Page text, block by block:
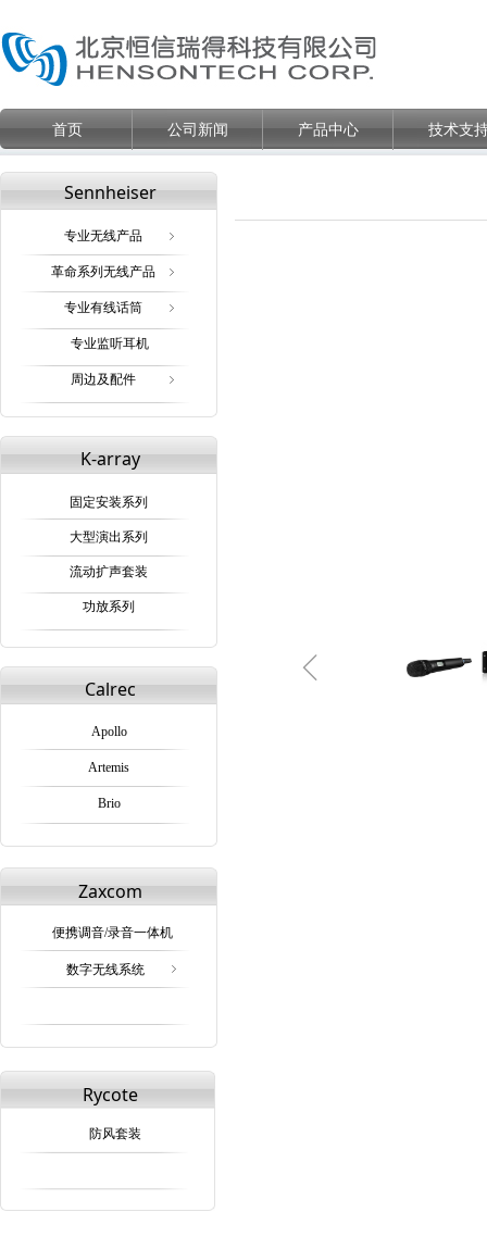
首页 公司新闻 产品中心 技术支
Sennheiser
K-array
Calrec
Zaxcom
Rycote
ꁇ
专业无线产品
ꁇ
革命系列无线产品
ꁇ
专业有线话筒
专业监听耳机
ꁇ
周边及配件
固定安装系列
大型演出系列
流动扩声套装
功放系列
Apollo
Artemis
Brio
便携调音/录音一体机
ꁇ
数字无线系统
防风套装
ꁆ